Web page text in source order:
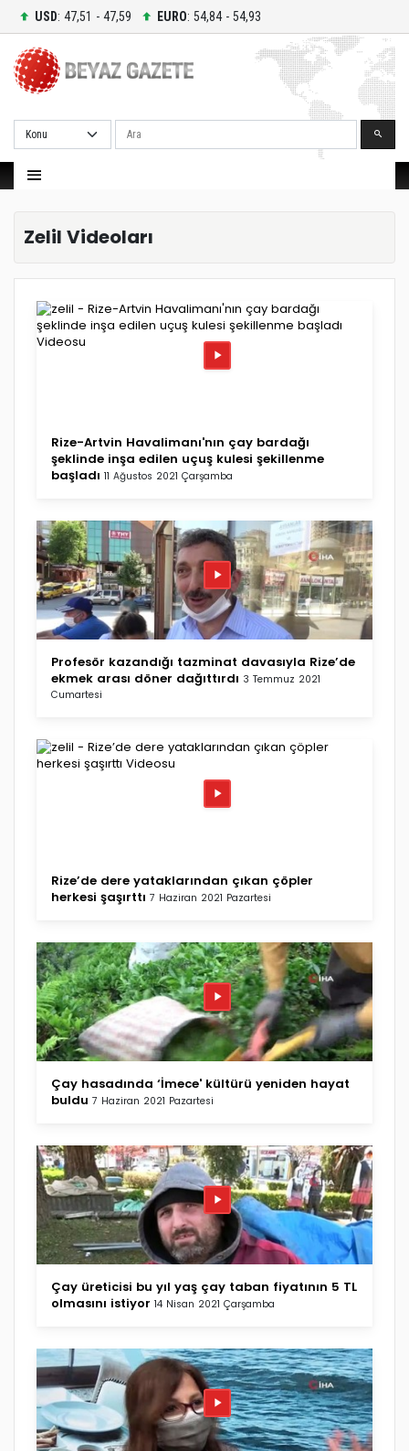
USD: 47,51 - 47,59 EURO: 54,84 - 54,93
Ara
Zelil Videoları
Rize-Artvin Havalimanı'nın çay bardağı
şeklinde inşa edilen uçuş kulesi şekillenme
başladı 11 Ağustos 2021 Çarşamba
Profesör kazandığı tazminat davasıyla Rize’de
ekmek arası döner dağıttırdı 3 Temmuz 2021
Cumartesi
Rize’de dere yataklarından çıkan çöpler
herkesi şaşırttı 7 Haziran 2021 Pazartesi
Çay hasadında ‘İmece' kültürü yeniden hayat
buldu 7 Haziran 2021 Pazartesi
Çay üreticisi bu yıl yaş çay taban fiyatının 5 TL
olmasını istiyor 14 Nisan 2021 Çarşamba